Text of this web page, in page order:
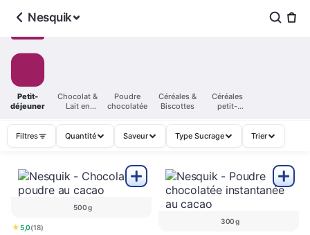
Nesquik
Petit-
déjeuner
Chocolat &
Lait en
Poudre
chocolatée
Céréales &
Biscottes
Céréales
petit-
Filtres Quantité Saveur Type Sucrage Trier
500 g
★5,0(18)
300 g